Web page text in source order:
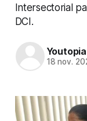
Intersectorial
DCI.
Youtopia
18 nov.